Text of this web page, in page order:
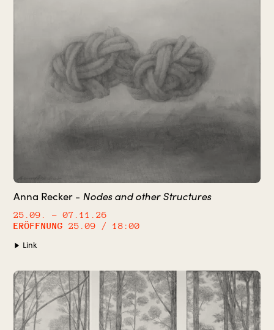
Anna Recker - Nodes and other Structures
25.09.
– 07.11.26
ERÖFFNUNG
25.09 / 18:00
Link